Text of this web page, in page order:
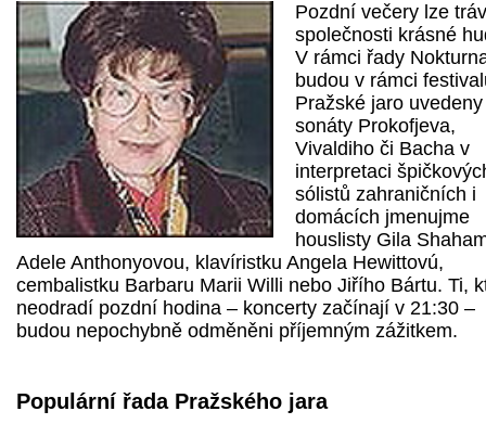
Pozdní večery lze
společnosti krásné
V rámci řady
budou v rámci
Pražské jaro uvedeny
sonáty Prokofjeva,
Vivaldiho či Bacha v
interpretaci
sólistů zahraničních i
domácích jmenujme
houslisty Gila
Adele Anthonyovou, klavíristku Angela Hewittovú,
cembalistku Barbaru Marii Willi nebo Jiřího Bártu. Ti,
neodradí pozdní hodina – koncerty začínají v 21:30 –
budou nepochybně odměněni příjemným zážitkem.
Populární řada Pražského jara